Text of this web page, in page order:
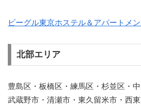
ビーグル東京ホステル＆アパートメ
北部エリア
豊島区・板橋区・練馬区・杉並区・中
武蔵野市・清瀬市・東久留米市・西